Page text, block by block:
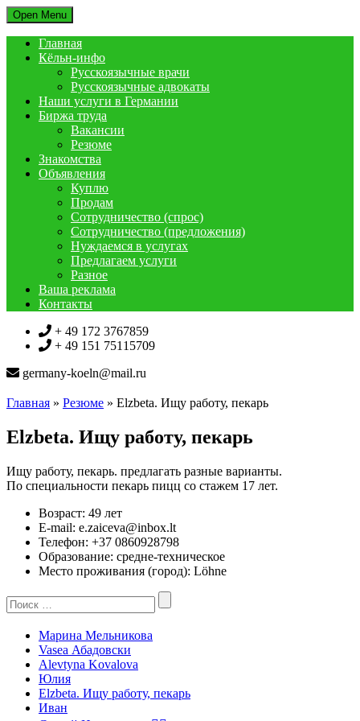
Open Menu
Главная
Кёльн-инфо
Русскоязычные врачи
Русскоязычные адвокаты
Наши услуги в Германии
Биржа труда
Вакансии
Резюме
Знакомства
Объявления
Куплю
Продам
Сотрудничество (спрос)
Сотрудничество (предложения)
Нуждаемся в услугах
Предлагаем услуги
Разное
Ваша реклама
Контакты
+ 49 172 3767859
+ 49 151 75115709
germany-koeln@mail.ru
Главная » Резюме » Elzbeta. Ищу работу, пекарь
Elzbeta. Ищу работу, пекарь
Ищу работу, пекарь. предлагать разные варианты.
По специальности пекарь пицц со стажем 17 лет.
Возраст: 49 лет
E-mail: e.zaiceva@inbox.lt
Телефон: +37 0860928798
Образование: средне-техническое
Место проживания (город): Löhne
Search
for:
Марина Мельникова
Vasea Абадовски
Alevtyna Kovalova
Юлия
Elzbeta. Ищу работу, пекарь
Иван